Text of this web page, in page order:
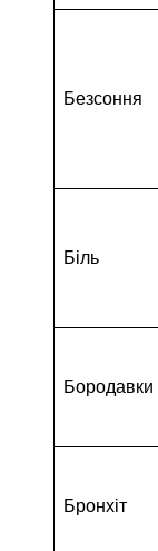
Безсоння
Біль
Бородавки
Бронхіт